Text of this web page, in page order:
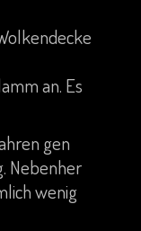
an. Es
gen
Nebenher
wenig